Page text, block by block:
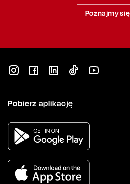
Poznajmy się
Pobierz aplikację